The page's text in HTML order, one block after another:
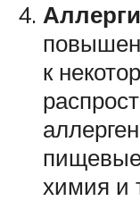
к
химия и